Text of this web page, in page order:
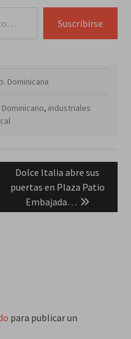
Suscribirse
Dominicana
, industriales
Next
post:
Dolce Italia abre sus
puertas en Plaza Patio
Embajada…
para publicar un